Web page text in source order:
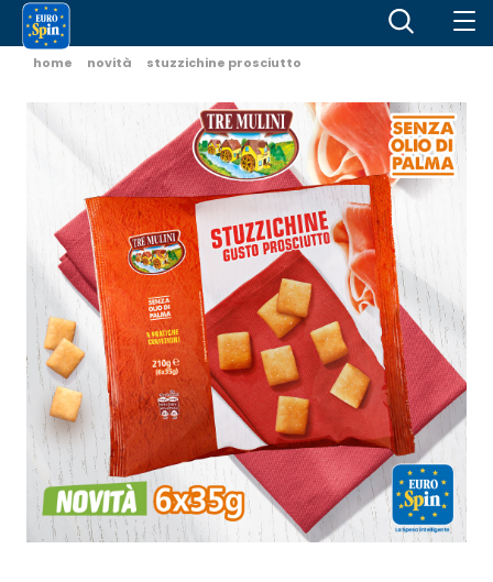
home novità stuzzichine prosciutto